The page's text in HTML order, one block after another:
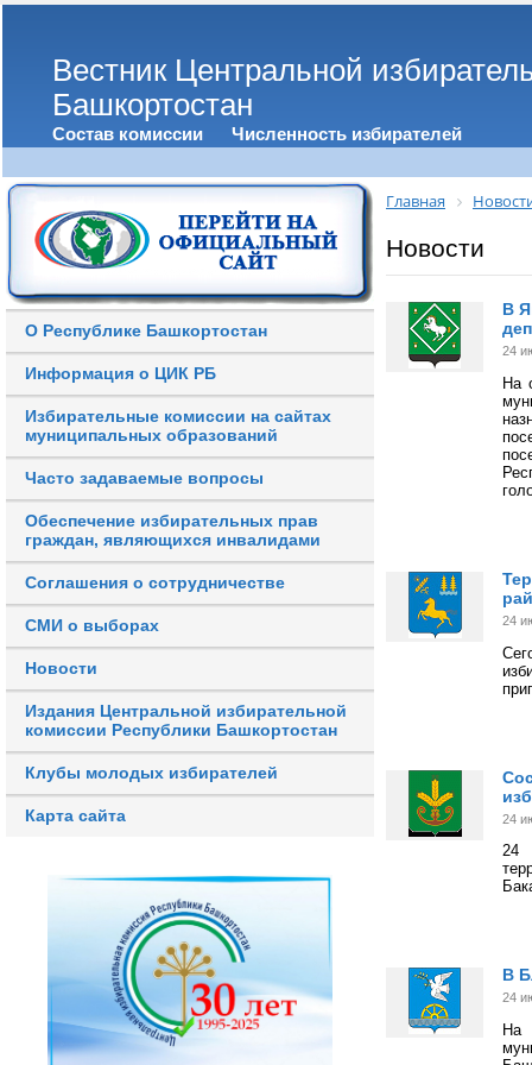
Вестник Центральной
Башкортостан
Состав комиссии Численность избирателей
О Республике Башкортостан
Информация о ЦИК РБ
Избирательные комиссии на сайтах
муниципальных образований
Часто задаваемые вопросы
Обеспечение избирательных прав
граждан, являющихся инвалидами
Соглашения о сотрудничестве
СМИ о выборах
Новости
Издания Центральной избирательной
комиссии Республики Башкортостан
Клубы молодых избирателей
Карта сайта
Главная
Новости
В
24
На
24
24
24
В
24
На